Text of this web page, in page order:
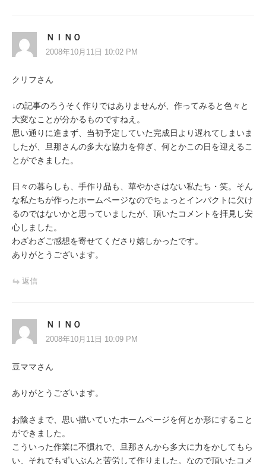
ＮＩＮＯ
2008年10月11日 10:02 PM
クリフさん
↓の記事のろうそく作りではありませんが、作ってみると色々と
大変なことが分かるものですねえ。
思い通りに進まず、当初予定していた完成日より遅れてしまいま
したが、旦那さんの多大な協力を仰ぎ、何とかこの日を迎えるこ
とができました。
日々の暮らしも、手作り品も、華やかさはない私たち・笑。そん
な私たちが作ったホームページなのでちょっとインパクトに欠け
るのではないかと思っていましたが、頂いたコメントを拝見し安
心しました。
わざわざご感想を寄せてくださり嬉しかったです。
ありがとうございます。
返信
ＮＩＮＯ
2008年10月11日 10:09 PM
豆ママさん
ありがとうございます。
お陰さまで、思い描いていたホームページを何とか形にすること
ができました。
こういった作業に不慣れで、旦那さんから多大に力をかしてもら
い、それでもずいぶんと苦労して作りました。なので頂いたコメ